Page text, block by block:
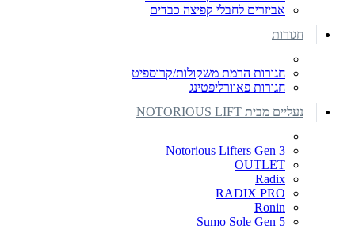
אביזרים לחבלי קפיצה כבדים
חגורות
חגורות הרמת משקולות/קרוספיט
חגורות פאוורליפטינג
נעליים מבית NOTORIOUS LIFT
Notorious Lifters Gen 3
OUTLET
Radix
RADIX PRO
Ronin
Sumo Sole Gen 5